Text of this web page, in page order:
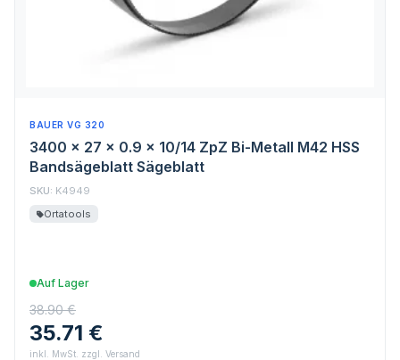
BAUER VG 320
3400 x 27 x 0.9 x 10/14 ZpZ Bi-Metall M42 HSS
Bandsägeblatt Sägeblatt
SKU: K4949
Ortatools
Auf Lager
38.90 €
35.71 €
inkl. MwSt. zzgl. Versand